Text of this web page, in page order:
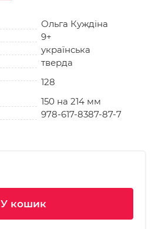
Ольга Куждіна
9+
українська
тверда
128
150 на 214 мм
978-617-8387-87-7
У кошик